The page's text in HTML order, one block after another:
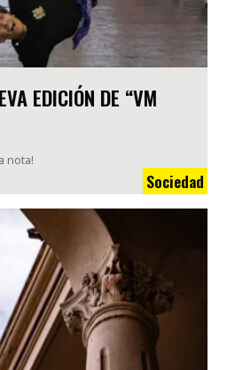
EDICIÓN DE “VM
nota!
Sociedad